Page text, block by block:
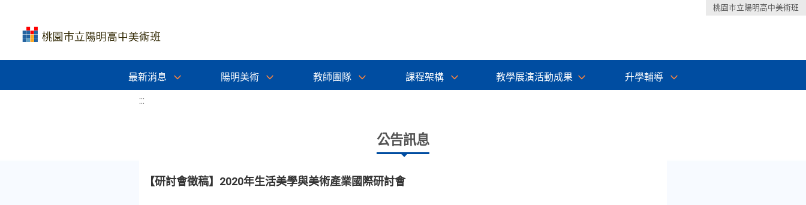
桃園市立陽明高中美術班
最新消息 陽明美術 教師團隊 課程架構 教學展演活動成果 升學輔導
:::
公告訊息
【研討會徵稿】2020年生活美學與美術產業國際研討會